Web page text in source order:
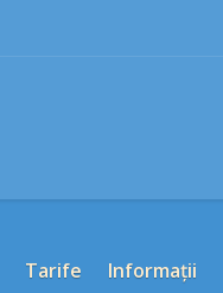
Tarife Informații